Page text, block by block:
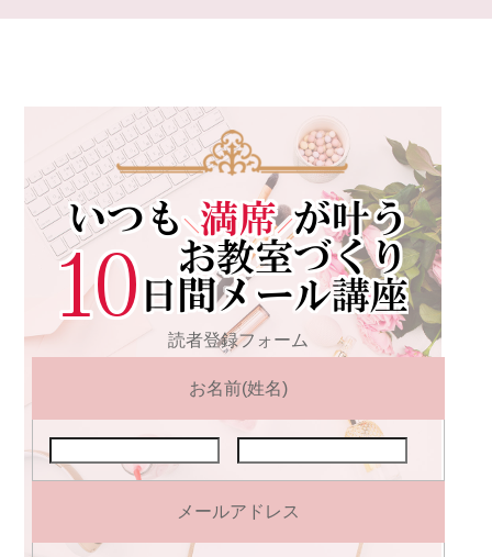
読者登録フォーム
お名前(姓名)
メールアドレス